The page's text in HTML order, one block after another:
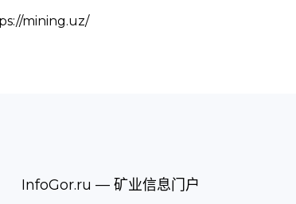
mining.uz/
InfoGor.ru — 矿业信息门户